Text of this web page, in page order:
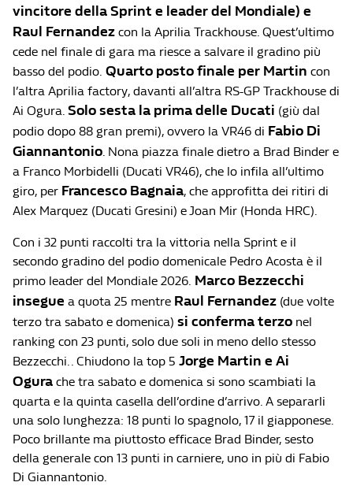
vincitore della Sprint e leader del Mondiale) e
Raul Fernandez con la Aprilia Trackhouse. Quest’ultimo
cede nel finale di gara ma riesce a salvare il gradino più
basso del podio. Quarto posto finale per Martin con
l’altra Aprilia factory, davanti all’altra RS-GP Trackhouse di
Ai Ogura. Solo sesta la prima delle Ducati (giù dal
podio dopo 88 gran premi), ovvero la VR46 di Fabio Di
Giannantonio. Nona piazza finale dietro a Brad Binder e
a Franco Morbidelli (Ducati VR46), che lo infila all’ultimo
giro, per Francesco Bagnaia, che approfitta dei ritiri di
Alex Marquez (Ducati Gresini) e Joan Mir (Honda HRC).
Con i 32 punti raccolti tra la vittoria nella Sprint e il
secondo gradino del podio domenicale Pedro Acosta è il
primo leader del Mondiale 2026. Marco Bezzecchi
insegue a quota 25 mentre Raul Fernandez (due volte
terzo tra sabato e domenica) si conferma terzo nel
ranking con 23 punti, solo due soli in meno dello stesso
Bezzecchi.. Chiudono la top 5 Jorge Martin e Ai
Ogura che tra sabato e domenica si sono scambiati la
quarta e la quinta casella dell’ordine d’arrivo. A separarli
una solo lunghezza: 18 punti lo spagnolo, 17 il giapponese.
Poco brillante ma piuttosto efficace Brad Binder, sesto
della generale con 13 punti in carniere, uno in più di Fabio
Di Giannantonio.